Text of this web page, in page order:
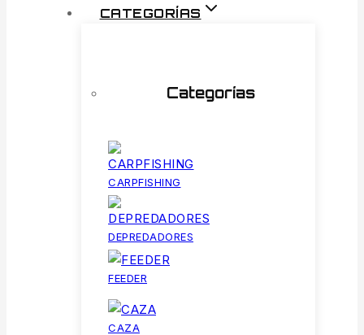
CATEGORÍAS
Categorías
CARPFISHING
DEPREDADORES
FEEDER
CAZA